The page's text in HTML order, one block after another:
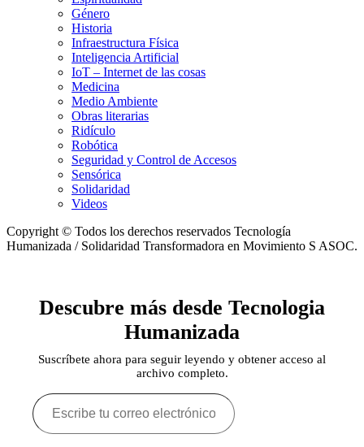
Género
Historia
Infraestructura Física
Inteligencia Artificial
IoT – Internet de las cosas
Medicina
Medio Ambiente
Obras literarias
Ridículo
Robótica
Seguridad y Control de Accesos
Sensórica
Solidaridad
Videos
Copyright © Todos los derechos reservados Tecnología
Humanizada / Solidaridad Transformadora en Movimiento S ASOC.
Descubre más desde Tecnologia
Humanizada
Suscríbete ahora para seguir leyendo y obtener acceso al
archivo completo.
Escribe
tu
correo